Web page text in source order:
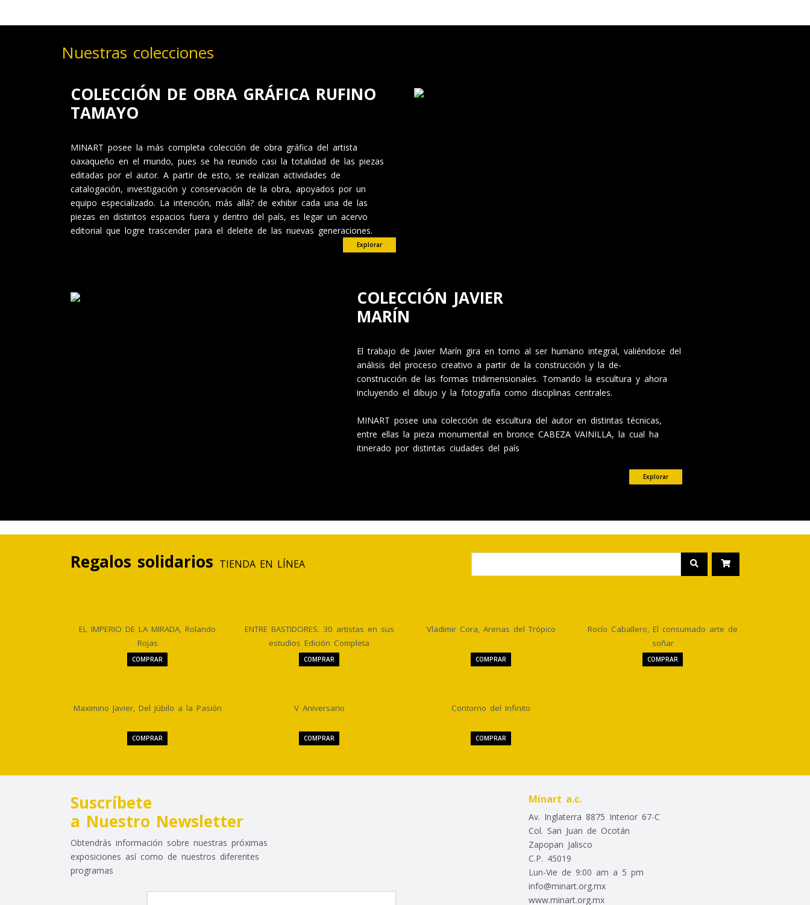
Nuestras colecciones
COLECCIÓN DE OBRA GRÁFICA RUFINO
TAMAYO
MINART posee la más completa colección de obra gráfica del artista
oaxaqueño en el mundo, pues se ha reunido casi la totalidad de las piezas
editadas por el autor. A partir de esto, se realizan actividades de
catalogación, investigación y conservación de la obra, apoyados por un
equipo especializado. La intención, más allá? de exhibir cada una de las
piezas en distintos espacios fuera y dentro del país, es legar un acervo
editorial que logre trascender para el deleite de las nuevas generaciones.
Explorar
COLECCIÓN JAVIER
MARÍN
El trabajo de Javier Marín gira en torno al ser humano integral, valiéndose del
análisis del proceso creativo a partir de la construcción y la de-
construcción de las formas tridimensionales. Tomando la escultura y ahora
incluyendo el dibujo y la fotografía como disciplinas centrales.
MINART posee una colección de escultura del autor en distintas técnicas,
entre ellas la pieza monumental en bronce CABEZA VAINILLA, la cual ha
itinerado por distintas ciudades del país
Explorar
Regalos solidarios TIENDA EN LÍNEA
EL IMPERIO DE LA MIRADA, Rolando
Rojas
COMPRAR
ENTRE BASTIDORES. 30 artistas en sus
estudios Edición Completa
COMPRAR
Vladimir Cora, Arenas del Trópico
COMPRAR
Rocío Caballero, El consumado arte de
soñar
COMPRAR
Maximino Javier, Del Júbilo a la Pasión
COMPRAR
V Aniversario
COMPRAR
Contorno del Infinito
COMPRAR
Suscríbete
a Nuestro Newsletter
Obtendrás información sobre nuestras próximas
exposiciones así como de nuestros diferentes
programas
Minart a.c.
Av. Inglaterra 8875 Interior 67-C
Col. San Juan de Ocotán
Zapopan Jalisco
C.P. 45019
Lun-Vie de 9:00 am a 5 pm
info@minart.org.mx
www.minart.org.mx